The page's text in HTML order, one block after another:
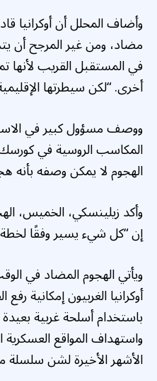
وأضاف المحلل أن أوكرانيا
مضاد، ومن غير المرجح أن
في المستقبل القريب
أخرى. “لكن سيطرتها
ووصف مسؤول كبير في
المكاسب الروسية في كورسك
الهجوم لا يمكن وصفه بأنه
وأكد زيلينسكي، الخميس،
إن “كل شيء يسير وفقًا لخطة
ويأتي الهجوم المضاد في
أوكرانيا الغربيون إمكانية
باستخدام أسلحة غربية
واستهداف المواقع
الأشهر الأخيرة لشن سلسلة